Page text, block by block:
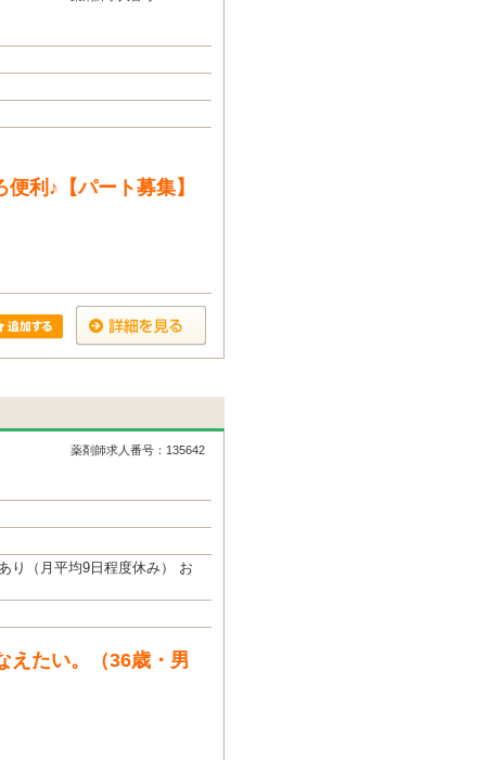
利♪【パート募集】
薬剤師求人番号：135642
り（月平均9日程度休み） お
えたい。（36歳・男